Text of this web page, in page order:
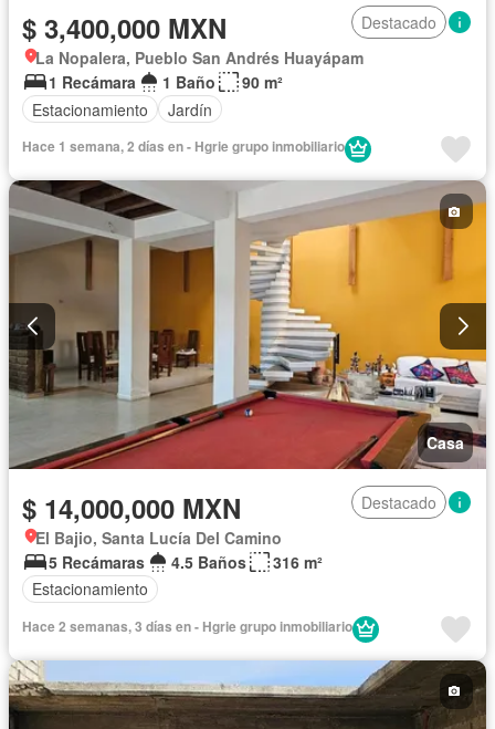
$ 3,400,000 MXN
Destacado
La Nopalera, Pueblo San Andrés Huayápam
1 Recámara
1 Baño
90 m²
Estacionamiento
Jardín
Hace 1 semana, 2 días en - Hgrie grupo inmobiliario
Casa
$ 14,000,000 MXN
Destacado
El Bajio, Santa Lucía Del Camino
5 Recámaras
4.5 Baños
316 m²
Estacionamiento
Hace 2 semanas, 3 días en - Hgrie grupo inmobiliario